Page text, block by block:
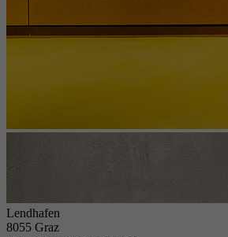
Lendhafen
8055 Graz